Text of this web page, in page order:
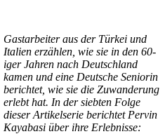
Gastarbeiter aus der Türkei und
Italien erzählen, wie sie in den 60-
iger Jahren nach Deutschland
kamen und eine Deutsche Seniorin
berichtet, wie sie die Zuwanderung
erlebt hat. In der siebten Folge
dieser Artikelserie berichtet Pervin
Kayabasi über ihre Erlebnisse: